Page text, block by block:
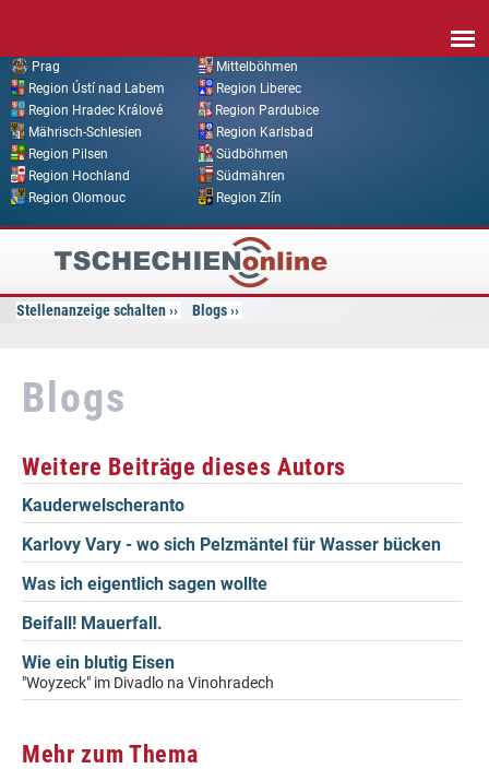
Prag
Mittelböhmen
Region Ústí nad Labem
Region Liberec
Region Hradec Králové
Region Pardubice
Mährisch-Schlesien
Region Karlsbad
Region Pilsen
Südböhmen
Region Hochland
Südmähren
Region Olomouc
Region Zlín
Tschechien
Online
Stellenanzeige schalten Blogs
Blogs
Weitere Beiträge dieses Autors
Kauderwelscheranto
Karlovy Vary - wo sich Pelzmäntel für Wasser bücken
Was ich eigentlich sagen wollte
Beifall! Mauerfall.
Wie ein blutig Eisen
"Woyzeck" im Divadlo na Vinohradech
Mehr zum Thema